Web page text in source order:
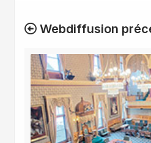
Webdiffusion